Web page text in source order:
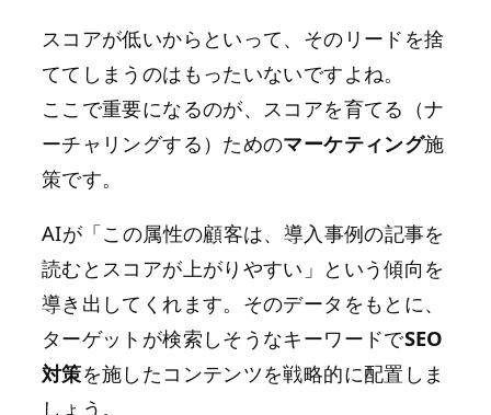
スコアが低いからといって、そのリードを捨
ててしまうのはもったいないですよね。
ここで重要になるのが、スコアを育てる（ナ
ーチャリングする）ためのマーケティング施
策です。
AIが「この属性の顧客は、導入事例の記事を
読むとスコアが上がりやすい」という傾向を
導き出してくれます。そのデータをもとに、
ターゲットが検索しそうなキーワードでSEO
対策を施したコンテンツを戦略的に配置しま
しょう。